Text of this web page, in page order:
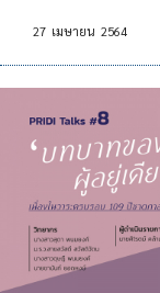
27 เมษายน 2564